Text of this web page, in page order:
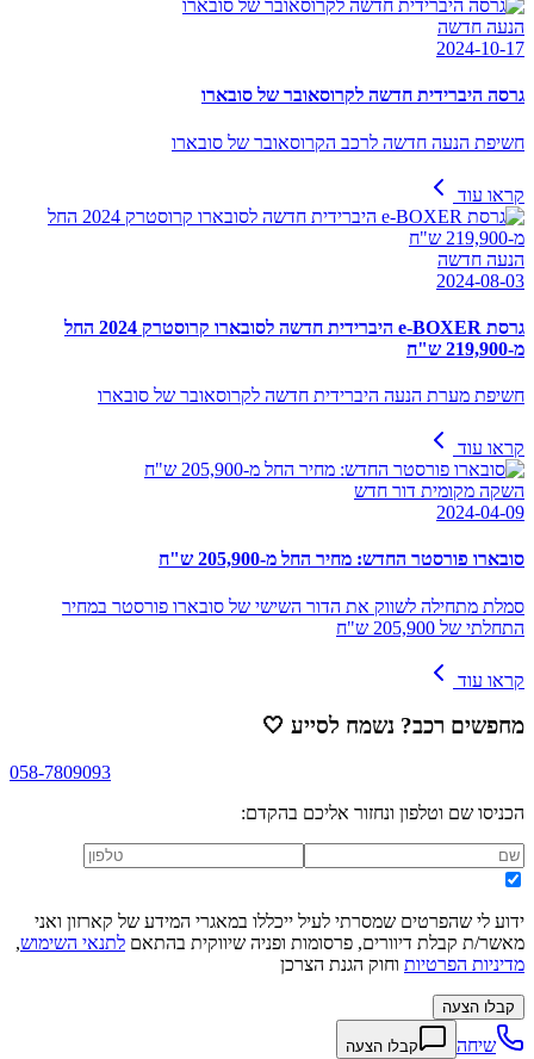
הנעה חדשה
2024-10-17
גרסה היברידית חדשה לקרוסאובר של סובארו
חשיפת הנעה חדשה לרכב הקרוסאובר של סובארו
קראו עוד
הנעה חדשה
2024-08-03
גרסת e-BOXER היברידית חדשה לסובארו קרוסטרק 2024 החל
מ-219,900 ש"ח
חשיפת מערת הנעה היברידית חדשה לקרוסאובר של סובארו
קראו עוד
השקה מקומית דור חדש
2024-04-09
סובארו פורסטר החדש: מחיר החל מ-205,900 ש"ח
סמלת מתחילה לשווק את הדור השישי של סובארו פורסטר במחיר
התחלתי של 205,900 ש"ח
קראו עוד
מחפשים רכב? נשמח לסייע 🤍
058-7809093
הכניסו שם וטלפון ונחזור אליכם בהקדם:
ידוע לי שהפרטים שמסרתי לעיל ייכללו במאגרי המידע של קארזון ואני
מאשר/ת קבלת דיוורים, פרסומות ופניה שיווקית בהתאם לתנאי השימוש,
מדיניות הפרטיות וחוק הגנת הצרכן
קבלו הצעה
שיחה קבלו הצעה